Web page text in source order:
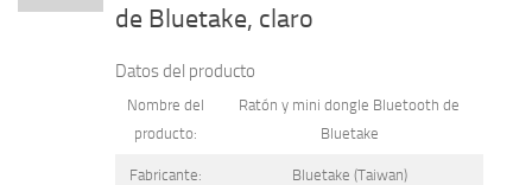
de Bluetake, claro
Datos del producto
Nombre del
producto:
Ratón y mini dongle Bluetooth de
Bluetake
Fabricante: Bluetake (Taiwan)